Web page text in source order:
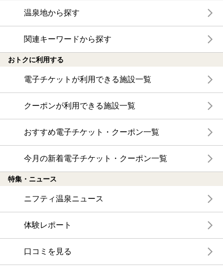
温泉地から探す
関連キーワードから探す
おトクに利用する
電子チケットが利用できる施設一覧
クーポンが利用できる施設一覧
おすすめ電子チケット・クーポン一覧
今月の新着電子チケット・クーポン一覧
特集・ニュース
ニフティ温泉ニュース
体験レポート
口コミを見る